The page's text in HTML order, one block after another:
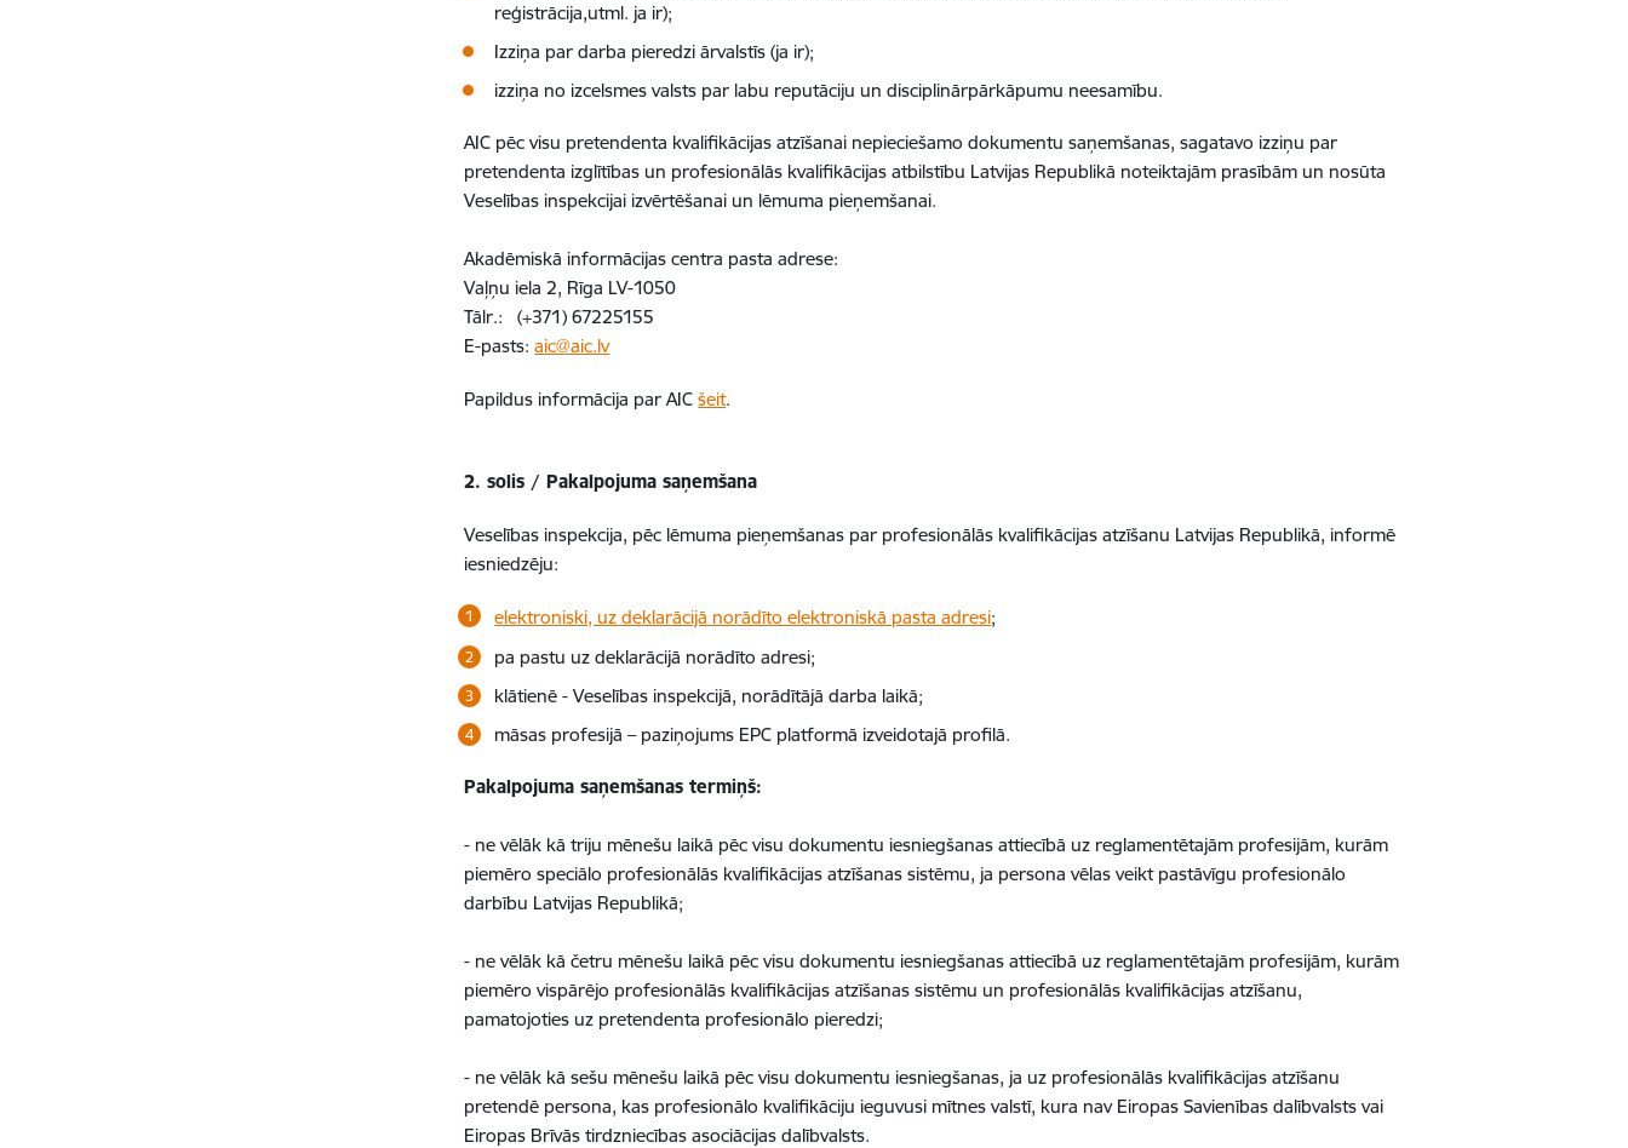
reģistrācija,utml. ja ir);
Izziņa par darba pieredzi ārvalstīs (ja ir);
izziņa no izcelsmes valsts par labu reputāciju un disciplinārpārkāpumu neesamību.
AIC pēc visu pretendenta kvalifikācijas atzīšanai nepieciešamo dokumentu saņemšanas, sagatavo izziņu par
pretendenta izglītības un profesionālās kvalifikācijas atbilstību Latvijas Republikā noteiktajām prasībām un nosūta
Veselības inspekcijai izvērtēšanai un lēmuma pieņemšanai.
Akadēmiskā informācijas centra pasta adrese:
Vaļņu iela 2, Rīga LV-1050
Tālr.: (+371) 67225155
E-pasts:aic@aic.lv
Papildus informācija par AICšeit.
2. solis / Pakalpojuma saņemšana
Veselības inspekcija, pēc lēmuma pieņemšanas par profesionālās kvalifikācijas atzīšanu Latvijas Republikā, informē
iesniedzēju:
elektroniski, uz deklarācijā norādīto elektroniskā pasta adresi;
pa pastu uz deklarācijā norādīto adresi;
klātienē - Veselības inspekcijā, norādītājā darba laikā;
māsas profesijā – paziņojums EPC platformā izveidotajā profilā.
Pakalpojuma saņemšanas termiņš:
- ne vēlāk kā triju mēnešu laikā pēc visu dokumentu iesniegšanas attiecībā uz reglamentētajām profesijām, kurām
piemēro speciālo profesionālās kvalifikācijas atzīšanas sistēmu, ja persona vēlas veikt pastāvīgu profesionālo
darbību Latvijas Republikā;
- ne vēlāk kā četru mēnešu laikā pēc visu dokumentu iesniegšanas attiecībā uz reglamentētajām profesijām, kurām
piemēro vispārējo profesionālās kvalifikācijas atzīšanas sistēmu un profesionālās kvalifikācijas atzīšanu,
pamatojoties uz pretendenta profesionālo pieredzi;
- ne vēlāk kā sešu mēnešu laikā pēc visu dokumentu iesniegšanas, ja uz profesionālās kvalifikācijas atzīšanu
pretendē persona, kas profesionālo kvalifikāciju ieguvusi mītnes valstī, kura nav Eiropas Savienības dalībvalsts vai
Eiropas Brīvās tirdzniecības asociācijas dalībvalsts.